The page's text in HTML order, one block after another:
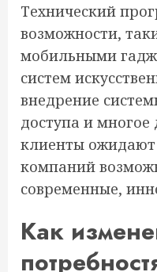
Технический
возможности,
мобильными
систем
внедрение
доступа и многое
клиенты
компаний
современные,
Как